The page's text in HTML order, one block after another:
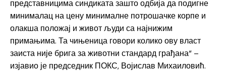
представницима синдиката зашто одбија да подигне
минималац на цену минималне потрошачке корпе и
олакша положај и живот људи са најнижим
примањима. Та чињеница говори колико ову власт
заиста није брига за животни стандард грађана“ –
изјавио је председник ПОКС, Војислав Михаиловић.